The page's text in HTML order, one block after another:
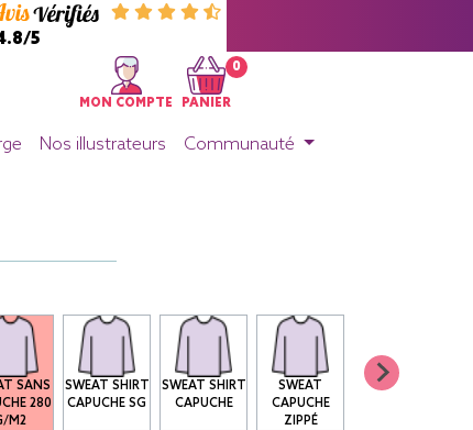
5
MON COMPTE
0
PANIER
Nos illustrateurs Communauté
SANS
280
M2
SWEAT SHIRT
CAPUCHE SG
SWEAT SHIRT
CAPUCHE
SWEAT
CAPUCHE
ZIPPÉ